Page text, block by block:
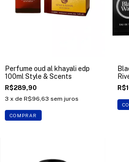
Perfume oud al khayali edp
100ml Style & Scents
R$289,90
3 x de R$96,63 sem juros
COMPRAR